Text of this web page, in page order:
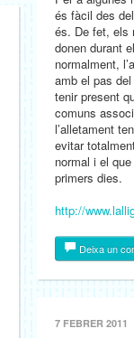
és fàcil des
és. De fet, els
donen durant
normalment,
amb el pas
tenir present
comuns
l’alletament
evitar
normal i el
primers dies.
http://
Deixa un
7 FEBRER 2011